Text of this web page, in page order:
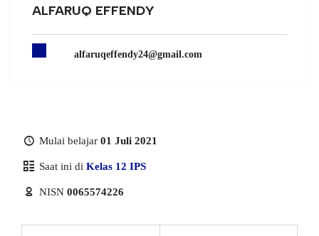
ALFARUQ EFFENDY
alfaruqeffendy24@gmail.com
Mulai belajar 01 Juli 2021
Saat ini di Kelas 12 IPS
NISN 0065574226